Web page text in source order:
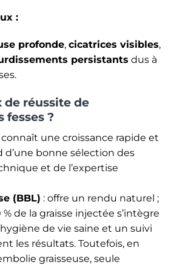
:
profonde, cicatrices visibles,
persistants dus à
de réussite de
fesses ?
une croissance rapide et
d’une bonne sélection des
et de l’expertise
(BBL) : offre un rendu naturel ;
de la graisse injectée s’intègre
de vie saine et un suivi
les résultats. Toutefois, en
graisseuse, seule